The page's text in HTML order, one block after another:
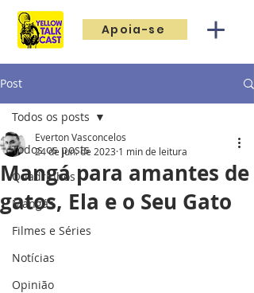
Apoia-se
Post
Todos os posts
Quadrinhos
Mangás
Filmes e Séries
Notícias
Opinião
Todos os posts
Mangá para amantes de
gatos, Ela e o Seu Gato
Everton Vasconcelos
24 de jun. de 2023 1 min de leitura